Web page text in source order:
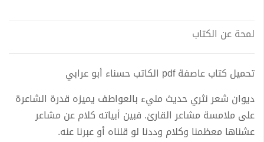
لمحة عن الكتاب
تحميل كتاب عاصفة pdf الكاتب حسناء أبو عرابي
ديوان شعر نثري حديث مليء بالعواطف يميزه قدرة الشاعرة
على ملامسة مشاعر القارئ. فبين أبياته كلام عن مشاعر
عشناها معظمنا وكلام وددنا لو قلناه أو عبرنا عنه.